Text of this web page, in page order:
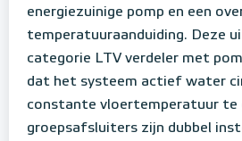
energiezuinige pomp en een
temperatuuraanduiding. Deze
categorie LTV verdeler met
dat het systeem actief water
constante vloertemperatuur te
groepsafsluiters zijn dubbel